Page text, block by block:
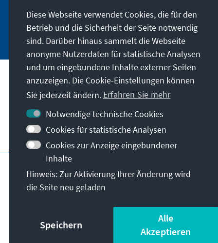
Jetzt abonnieren
Anschrift
Kontakt
Besuchen Sie auch
Hauptseite der KAS
Nutzungsbedingungen
Erklärung zur Barrierefreiheit
© Konrad-Adenauer-Stiftung e.V. 2026
Diese Webseite verwendet Cookies, die für den
Betrieb und die Sicherheit der Seite notwendig
sind. Darüber hinaus sammelt die Webseite
anonyme Nutzerdaten für statistische Analysen
und um eingebundene Inhalte externer Seiten
anzuzeigen. Die Cookie-Einstellungen können
Sie jederzeit ändern. Erfahren Sie mehr
Notwendige technische Cookies
Cookies für statistische Analysen
Cookies zur Anzeige eingebundener
Inhalte
Hinweis: Zur Aktivierung Ihrer Änderung wird
die Seite neu geladen
Speichern
Alle
Akzeptieren